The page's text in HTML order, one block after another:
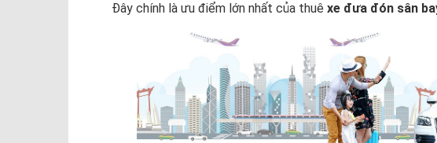
Đây chính là ưu điểm lớn nhất của thuê xe đưa đón sân